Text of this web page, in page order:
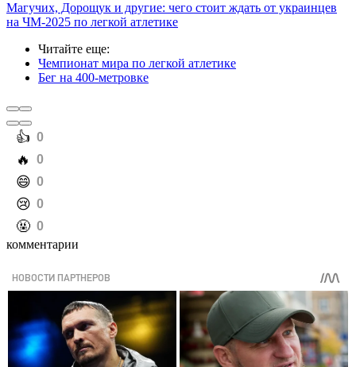
Магучих, Дорощук и другие: чего стоит ждать от украинцев
на ЧМ-2025 по легкой атлетике
Читайте еще:
Чемпионат мира по легкой атлетике
Бег на 400-метровке
️👍 0
️🔥 0
️😄 0
️😢 0
️🤬 0
комментарии